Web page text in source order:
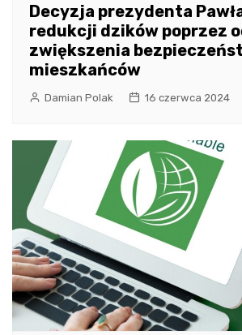
Decyzja prezydenta
redukcji dzików poprzez
zwiększenia
mieszkańców
Damian Polak 16 czerwca 2024